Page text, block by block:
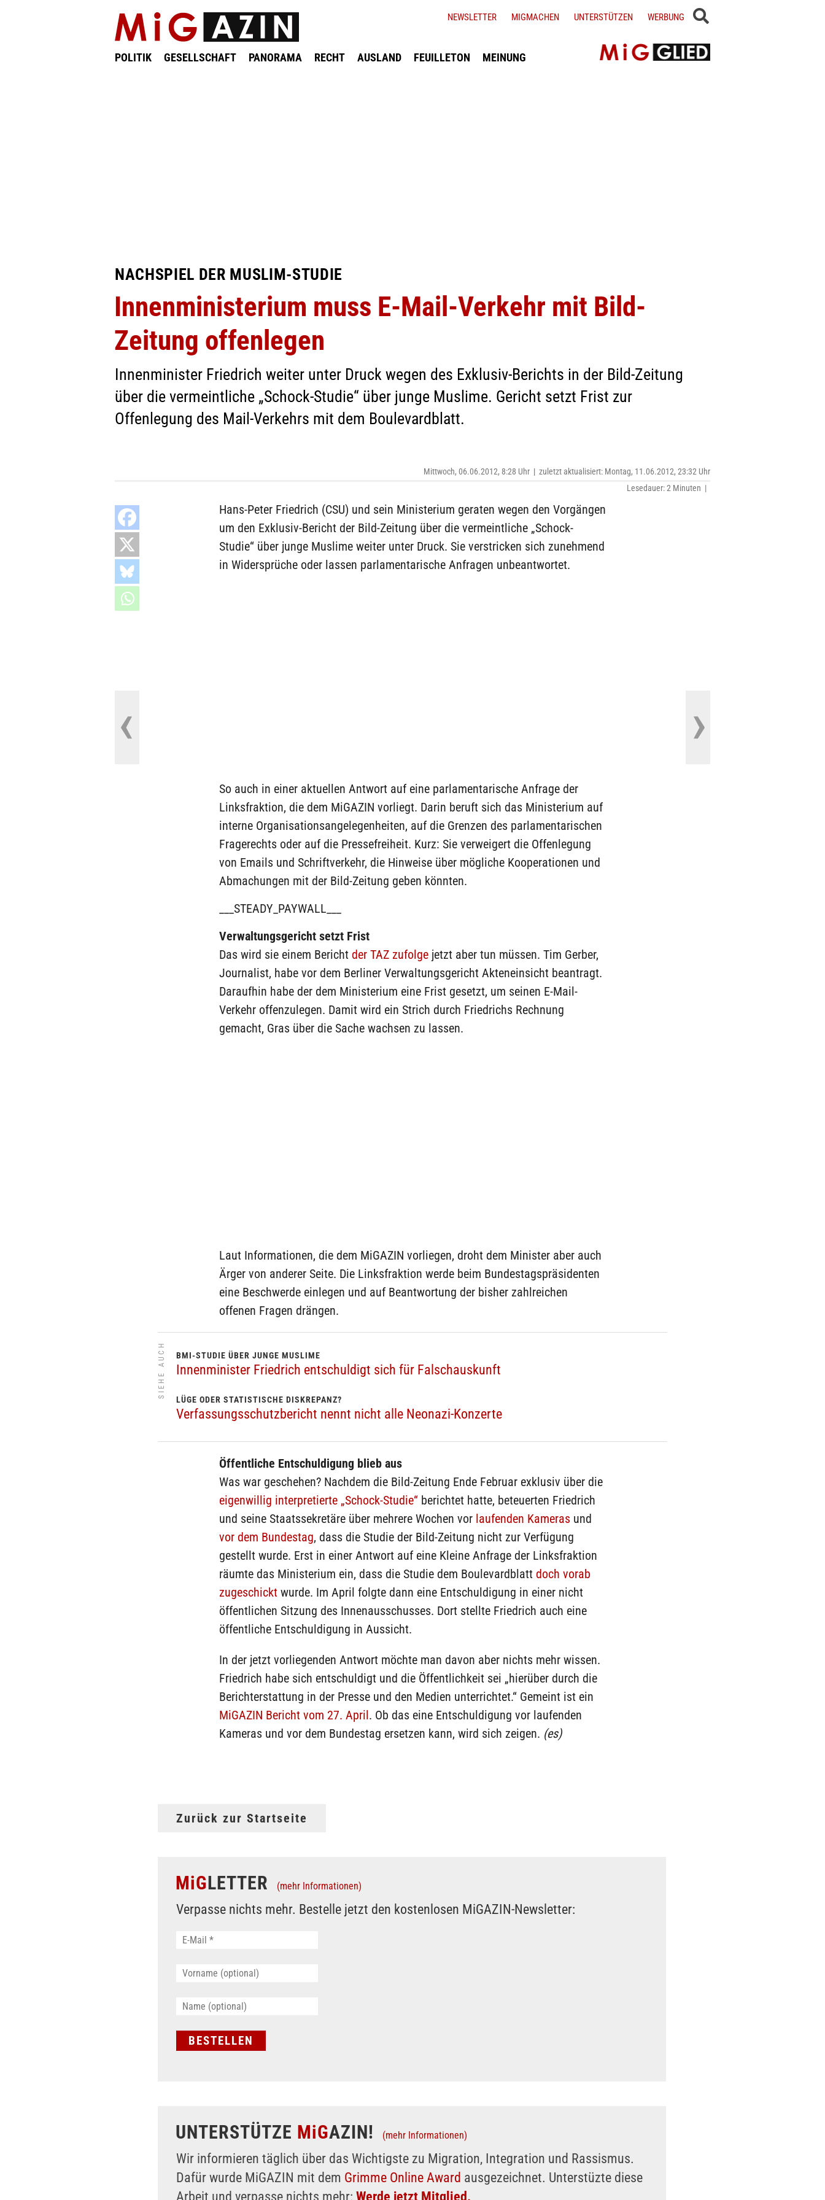
POLITIK GESELLSCHAFT PANORAMA RECHT AUSLAND FEUILLETON MEINUNG
NEWSLETTER MIGMACHEN UNTERSTÜTZEN WERBUNG
NACHSPIEL DER MUSLIM-STUDIE
Innenministerium muss E-Mail-Verkehr mit Bild-
Zeitung offenlegen
Innenminister Friedrich weiter unter Druck wegen des Exklusiv-Berichts in der Bild-Zeitung
über die vermeintliche „Schock-Studie“ über junge Muslime. Gericht setzt Frist zur
Offenlegung des Mail-Verkehrs mit dem Boulevardblatt.
Mittwoch, 06.06.2012, 8:28 Uhr | zuletzt aktualisiert: Montag, 11.06.2012, 23:32 Uhr
Lesedauer: 2 Minuten |
Hans-Peter Friedrich (CSU) und sein Ministerium geraten wegen den Vorgängen
um den Exklusiv-Bericht der Bild-Zeitung über die vermeintliche „Schock-
Studie“ über junge Muslime weiter unter Druck. Sie verstricken sich zunehmend
in Widersprüche oder lassen parlamentarische Anfragen unbeantwortet.
So auch in einer aktuellen Antwort auf eine parlamentarische Anfrage der
Linksfraktion, die dem MiGAZIN vorliegt. Darin beruft sich das Ministerium auf
interne Organisationsangelegenheiten, auf die Grenzen des parlamentarischen
Fragerechts oder auf die Pressefreiheit. Kurz: Sie verweigert die Offenlegung
von Emails und Schriftverkehr, die Hinweise über mögliche Kooperationen und
Abmachungen mit der Bild-Zeitung geben könnten.
___STEADY_PAYWALL___
Verwaltungsgericht setzt Frist
Das wird sie einem Bericht der TAZ zufolge jetzt aber tun müssen. Tim Gerber,
Journalist, habe vor dem Berliner Verwaltungsgericht Akteneinsicht beantragt.
Daraufhin habe der dem Ministerium eine Frist gesetzt, um seinen E-Mail-
Verkehr offenzulegen. Damit wird ein Strich durch Friedrichs Rechnung
gemacht, Gras über die Sache wachsen zu lassen.
Laut Informationen, die dem MiGAZIN vorliegen, droht dem Minister aber auch
Ärger von anderer Seite. Die Linksfraktion werde beim Bundestagspräsidenten
eine Beschwerde einlegen und auf Beantwortung der bisher zahlreichen
offenen Fragen drängen.
SIEHE AUCH BMI-STUDIE ÜBER JUNGE MUSLIME
Innenminister Friedrich entschuldigt sich für Falschauskunft
LÜGE ODER STATISTISCHE DISKREPANZ?
Verfassungsschutzbericht nennt nicht alle Neonazi-Konzerte
Öffentliche Entschuldigung blieb aus
Was war geschehen? Nachdem die Bild-Zeitung Ende Februar exklusiv über die
eigenwillig interpretierte „Schock-Studie“ berichtet hatte, beteuerten Friedrich
und seine Staatssekretäre über mehrere Wochen vor laufenden Kameras und
vor dem Bundestag, dass die Studie der Bild-Zeitung nicht zur Verfügung
gestellt wurde. Erst in einer Antwort auf eine Kleine Anfrage der Linksfraktion
räumte das Ministerium ein, dass die Studie dem Boulevardblatt doch vorab
zugeschickt wurde. Im April folgte dann eine Entschuldigung in einer nicht
öffentlichen Sitzung des Innenausschusses. Dort stellte Friedrich auch eine
öffentliche Entschuldigung in Aussicht.
In der jetzt vorliegenden Antwort möchte man davon aber nichts mehr wissen.
Friedrich habe sich entschuldigt und die Öffentlichkeit sei „hierüber durch die
Berichterstattung in der Presse und den Medien unterrichtet.“ Gemeint ist ein
MiGAZIN Bericht vom 27. April. Ob das eine Entschuldigung vor laufenden
Kameras und vor dem Bundestag ersetzen kann, wird sich zeigen. (es)
Zurück zur Startseite
MiGLETTER (mehr Informationen)
Verpasse nichts mehr. Bestelle jetzt den kostenlosen MiGAZIN-Newsletter:
UNTERSTÜTZE MiGAZIN! (mehr Informationen)
Wir informieren täglich über das Wichtigste zu Migration, Integration und Rassismus.
Dafür wurde MiGAZIN mit dem Grimme Online Award ausgezeichnet. Unterstüzte diese
Arbeit und verpasse nichts mehr: Werde jetzt Mitglied.